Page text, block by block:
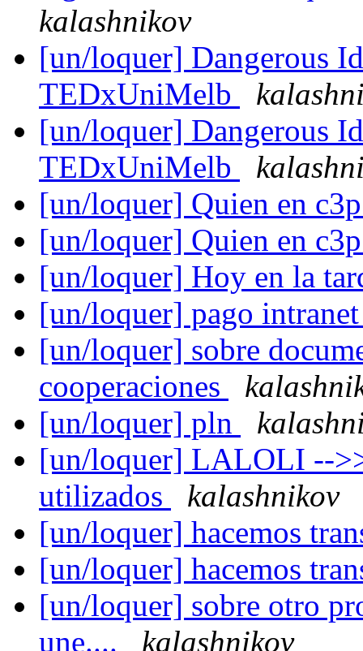
kalashnikov
[un/loquer] Dangerous
TEDxUniMelb
[un/loquer] Dangerous
TEDxUniMelb
[un/loquer] Quien en
[un/loquer] Quien en
[un/loquer] Hoy en la
[un/loquer] pago
[un/loquer] sobre
cooperaciones
[un/loquer] pln
[un/loquer] LALOLI --
utilizados
kalashnikov
[un/loquer] hacemos
[un/loquer] hacemos
[un/loquer] sobre otro
une....
kalashnikov